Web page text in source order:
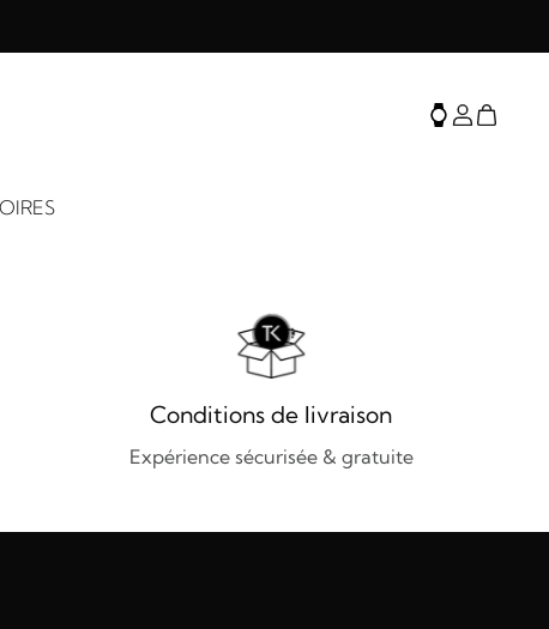
Conditions de livraison
Expérience sécurisée & gratuite